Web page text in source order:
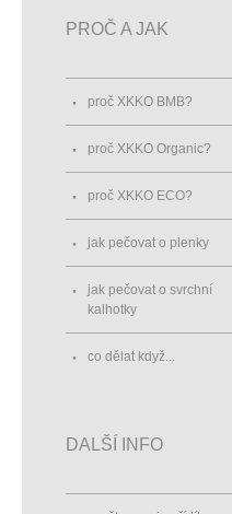
PROČ A JAK
proč XKKO BMB?
proč XKKO Organic?
proč XKKO ECO?
jak pečovat o plenky
jak pečovat o svrchní
kalhotky
co dělat když...
DALŠÍ INFO